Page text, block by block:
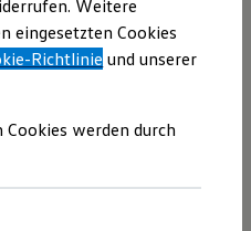
und Gebrauchtwagen
Gebrauchtwagen
bei Gebrauchtwagen
Weitere
eingesetzten Cookies
Richtlinie und unserer
werden durch